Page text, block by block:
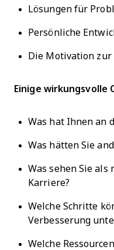
Lösungen für
Persönliche
Die Motivation zur
Einige wirkungsvolle
Was hat Ihnen an
Was hätten Sie
Was sehen Sie
Karriere?
Welche Schritte
Verbesserung
Welche